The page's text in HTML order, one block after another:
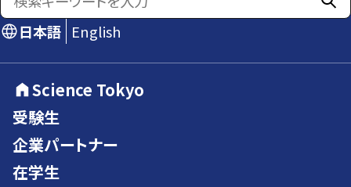
日本語 English
Science Tokyo
受験生
企業パートナー
在学生